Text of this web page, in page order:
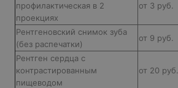
профилактическая в 2
проекциях
от 3 руб.
Рентгеновский снимок зуба
(без распечатки)
от 9 руб.
Рентген сердца с
контрастированным
пищеводом
от 20 руб.